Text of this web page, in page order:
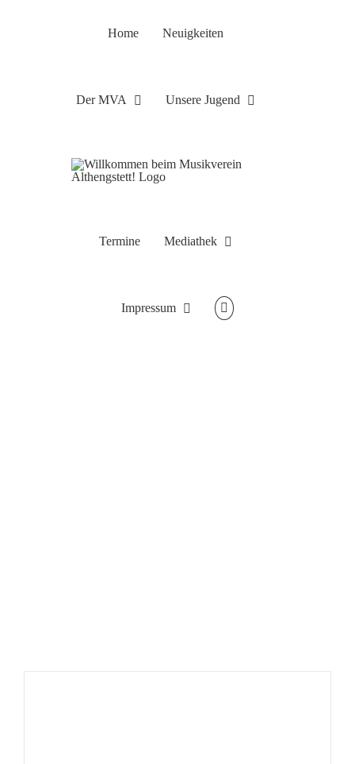
Home Neuigkeiten
Der MVA Unsere Jugend
Termine Mediathek
Impressum